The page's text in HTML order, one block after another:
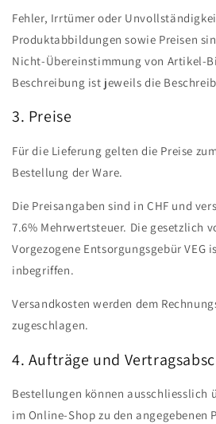
Fehler, Irrtümer oder
Produktabbildungen sowie Preisen
Nicht-Übereinstimmung von Artikel-
Beschreibung ist jeweils die
3. Preise
Für die Lieferung gelten die Preise
Bestellung der Ware.
Die Preisangaben sind in CHF und
7.6% Mehrwertsteuer. Die gesetzlich
Vorgezogene Entsorgungsgebür VEG
inbegriffen.
Versandkosten werden dem
zugeschlagen.
4. Aufträge und
Bestellungen können ausschliesslich
im Online-Shop zu den angegebenen